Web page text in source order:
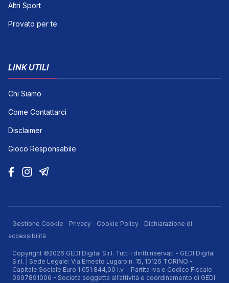
Altri Sport
Provato per te
LINK UTILI
Chi Siamo
Come Contattarci
Disclaimer
Gioco Responsabile
Privacy Cookie Policy
Copyright ©2026 GEDI Digital S.r.l. Tutti i diritti riservati - GEDI Digital
S.r.l. | Sede Legale: Via Ernesto Lugaro n. 15, 10126 TORINO -
Capitale Sociale Euro 1.051.844,00 i.v. - Partita Iva e Codice Fiscale: